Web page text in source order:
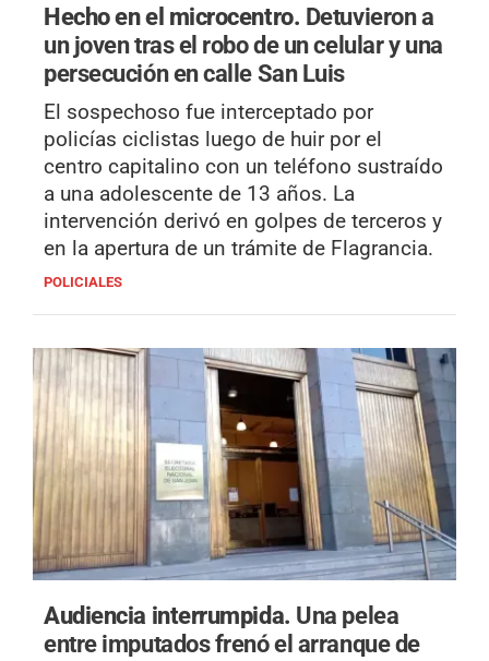
Hecho en el microcentro. Detuvieron a
un joven tras el robo de un celular y una
persecución en calle San Luis
El sospechoso fue interceptado por
policías ciclistas luego de huir por el
centro capitalino con un teléfono sustraído
a una adolescente de 13 años. La
intervención derivó en golpes de terceros y
en la apertura de un trámite de Flagrancia.
POLICIALES
Audiencia interrumpida. Una pelea
entre imputados frenó el arranque de